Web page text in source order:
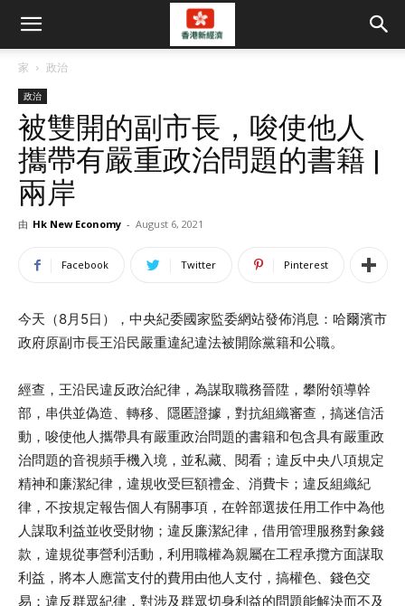
家 政治
政治
被雙開的副市長，唆使他人
攜帶有嚴重政治問題的書籍 |
兩岸
由 Hk New Economy - August 6, 2021
Facebook Twitter Pinterest
今天（8月5日），中央紀委國家監委網站發佈消息：哈爾濱市
政府原副市長王沿民嚴重違紀違法被開除黨籍和公職。
經查，王沿民違反政治紀律，為謀取職務晉陞，攀附領導幹
部，串供並偽造、轉移、隱匿證據，對抗組織審查，搞迷信活
動，唆使他人攜帶具有嚴重政治問題的書籍和包含具有嚴重政
治問題的音視頻手機入境，並私藏、閱看；違反中央八項規定
精神和廉潔紀律，違規收受巨額禮金、消費卡；違反組織紀
律，不按規定報告個人有關事項，在幹部選拔任用工作中為他
人謀取利益並收受財物；違反廉潔紀律，借用管理服務對象錢
款，違規從事營利活動，利用職權為親屬在工程承攬方面謀取
利益，將本人應當支付的費用由他人支付，搞權色、錢色交
易；違反群眾紀律，對涉及群眾切身利益的問題能解決而不及